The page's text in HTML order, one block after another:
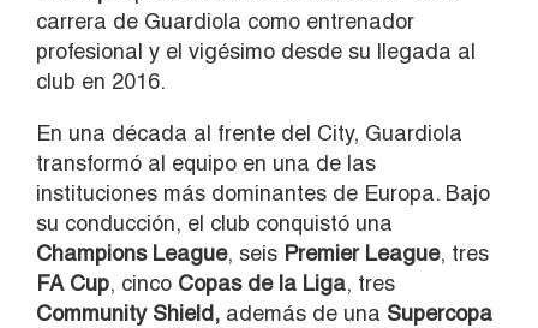
carrera de Guardiola como entrenador
profesional y el vigésimo desde su llegada al
club en 2016.
En una década al frente del City, Guardiola
transformó al equipo en una de las
instituciones más dominantes de Europa. Bajo
su conducción, el club conquistó una
Champions League, seis Premier League, tres
FA Cup, cinco Copas de la Liga, tres
Community Shield, además de una Supercopa